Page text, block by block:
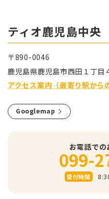
ティオ⿅児島中央
〒890-0046
⿅児島県⿅児島市⻄⽥１丁⽬
アクセス案内（最寄り駅から
Googlemap
お電話で
099-
受付時間